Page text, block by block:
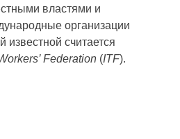
властями и
организации
считается
Federation (ITF).